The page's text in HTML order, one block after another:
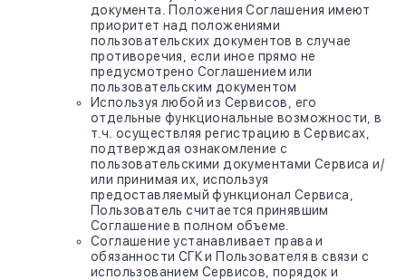
документа. Положения Соглашения имеют
приоритет над положениями
пользовательских документов в случае
противоречия, если иное прямо не
предусмотрено Соглашением или
пользовательским документом
Используя любой из Сервисов, его
отдельные функциональные возможности, в
т.ч. осуществляя регистрацию в Сервисах,
подтверждая ознакомление с
пользовательскими документами Сервиса и/
или принимая их, используя
предоставляемый функционал Сервиса,
Пользователь считается принявшим
Соглашение в полном объеме.
Соглашение устанавливает права и
обязанности СГК и Пользователя в связи с
использованием Сервисов, порядок и